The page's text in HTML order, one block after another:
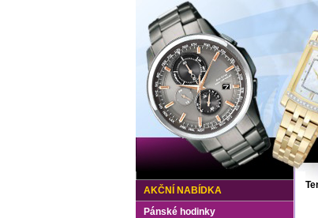
AKČNÍ NABÍDKA
Pánské hodinky